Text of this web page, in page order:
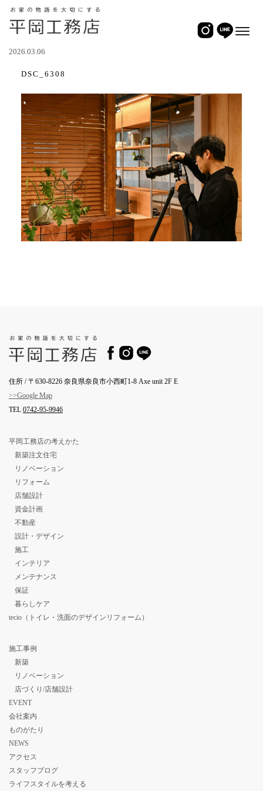
2026.03.06
DSC_6308
住所 / 〒630-8226 奈良県奈良市小西町1-8 Axe unit 2F E
>>Google Map
TEL 0742-95-9946
平岡工務店の考えかた
新築注文住宅
リノベーション
リフォーム
店舗設計
資金計画
不動産
設計・デザイン
施工
インテリア
メンテナンス
保証
暮らしケア
tecio（トイレ・洗面のデザインリフォーム）
施工事例
新築
リノベーション
店づくり/店舗設計
EVENT
会社案内
ものがたり
NEWS
アクセス
スタッフブログ
ライフスタイルを考える